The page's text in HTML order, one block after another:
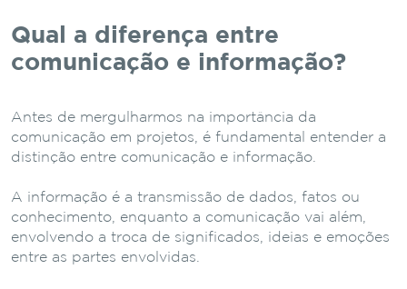
Qual a diferença entre
comunicação e informação?
Antes de mergulharmos na importância da
comunicação em projetos, é fundamental entender a
distinção entre comunicação e informação.
A informação é a transmissão de dados, fatos ou
conhecimento, enquanto a comunicação vai além,
envolvendo a troca de significados, ideias e emoções
entre as partes envolvidas.